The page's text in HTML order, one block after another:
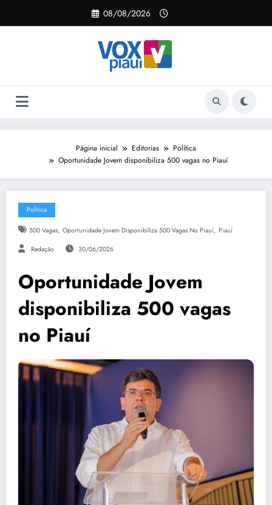
o
08/08/2026
Página inicial Editorias
Política
Oportunidade Jovem disponibiliza 500 vagas no Piauí
Política
500 Vagas, Oportunidade Jovem Disponibiliza 500 Vagas No Piauí, Piauí
Redação 30/06/2026
Oportunidade Jovem
disponibiliza 500 vagas
no Piauí